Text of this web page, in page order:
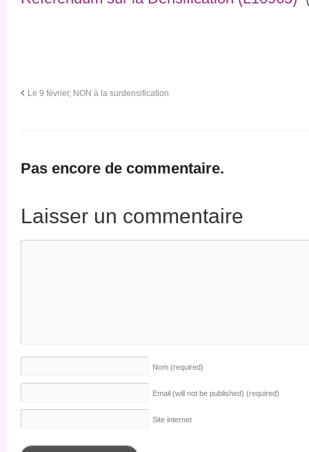
Le 9 février, NON à la surdensification
Pas encore de commentaire.
Laisser un commentaire
Nom (required)
Email (will not be published) (required)
Site internet